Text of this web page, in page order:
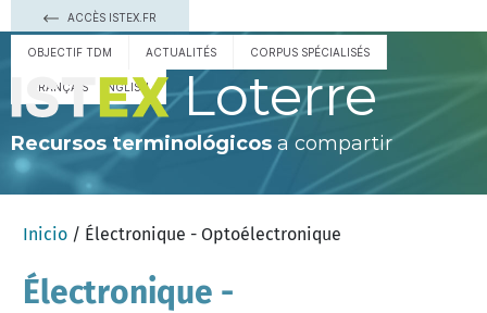
ACCÈS ISTEX.FR
OBJECTIF TDM ACTUALITÉS CORPUS SPÉCIALISÉS
FRANÇAIS ENGLISH Loterre
Recursos terminológicos a compartir
Inicio / Électronique - Optoélectronique
Électronique -